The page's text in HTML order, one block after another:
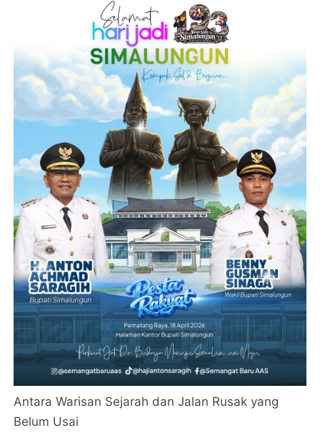
Antara Warisan Sejarah dan Jalan Rusak yang
Belum Usai